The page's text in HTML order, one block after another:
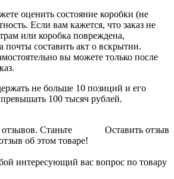
оценить состояние коробки (не
Если вам кажется, что заказ не
или коробка повреждена,
почты составить акт о вскрытии.
вы можете только после
не больше 10 позиций и его
100 тысяч рублей.
Оставить отзыв
Станьте
об этом товаре!
интересующий вас вопрос по товару